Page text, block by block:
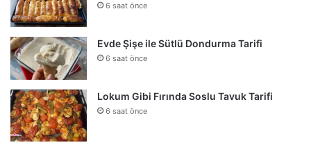
6 saat önce
Evde Şişe ile Sütlü Dondurma Tarifi
6 saat önce
Lokum Gibi Fırında Soslu Tavuk Tarifi
6 saat önce